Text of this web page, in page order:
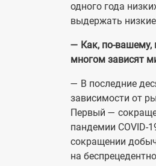
одного года
выдержать
— Как, по-вашему,
многом зависят
— В последние
зависимости от
Первый —
пандемии COVID-
сокращении
на